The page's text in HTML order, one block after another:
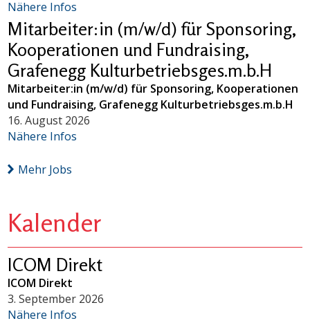
Nähere Infos
Mitarbeiter:in (m/w/d) für Sponsoring,
Kooperationen und Fundraising,
Grafenegg Kulturbetriebsges.m.b.H
Mitarbeiter:in (m/w/d) für Sponsoring, Kooperationen
und Fundraising, Grafenegg Kulturbetriebsges.m.b.H
16. August 2026
Nähere Infos
Mehr Jobs
Kalender
ICOM Direkt
ICOM Direkt
3. September 2026
Nähere Infos